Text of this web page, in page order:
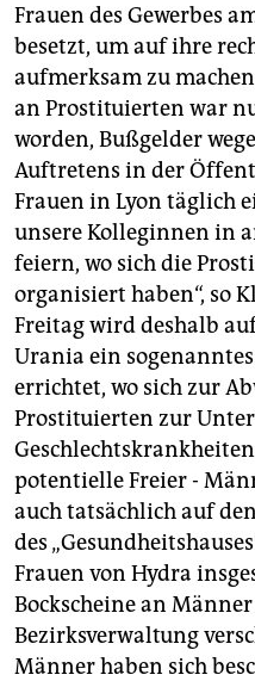
abo
genossenschaft
epaper login
Frauen des Gewerbes
besetzt, um auf ihre
aufmerksam zu
an Prostituierten war
worden, Bußgelder
Auftretens in der
Frauen in Lyon täglich
unsere Kolleginnen in
feiern, wo sich die
organisiert haben“, so
Freitag wird deshalb
Urania ein
errichtet, wo sich zur
Prostituierten zur
potentielle Freier -
auch tatsächlich auf
des
Frauen von Hydra
Bockscheine an
Bezirksverwaltung
Männer haben sich